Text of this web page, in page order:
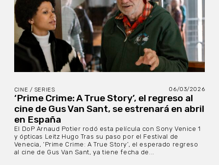
CINE / SERIES 06/03/2026
‘Prime Crime: A True Story’, el regreso al
cine de Gus Van Sant, se estrenará en abril
en España
El DoP Arnaud Potier rodó esta película con Sony Venice 1
y ópticas Leitz Hugo Tras su paso por el Festival de
Venecia, ‘Prime Crime: A True Story’, el esperado regreso
al cine de Gus Van Sant, ya tiene fecha de...